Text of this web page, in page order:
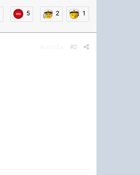
5 2 1
#2